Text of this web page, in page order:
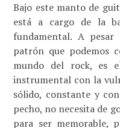
Bajo este manto de
está a cargo de la
fundamental. A
patrón que podemos
mundo del rock, es
instrumental con la
sólido, constante y
pecho, no necesita de
para ser memorable,